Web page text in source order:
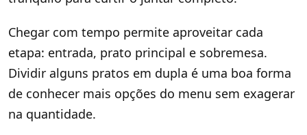
Chegar com tempo permite aproveitar cada
etapa: entrada, prato principal e sobremesa.
Dividir alguns pratos em dupla é uma boa forma
de conhecer mais opções do menu sem exagerar
na quantidade.